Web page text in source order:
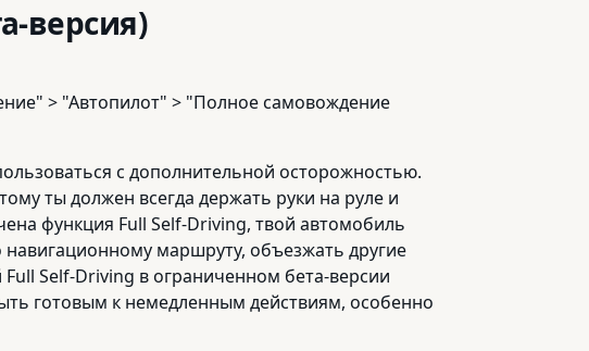
версия)
> "Автопилот" > "Полное самовождение
с дополнительной осторожностью.
ты должен всегда держать руки на руле и
функция Full Self-Driving, твой автомобиль
маршруту, объезжать другие
Self-Driving в ограниченном бета-версии
готовым к немедленным действиям, особенно